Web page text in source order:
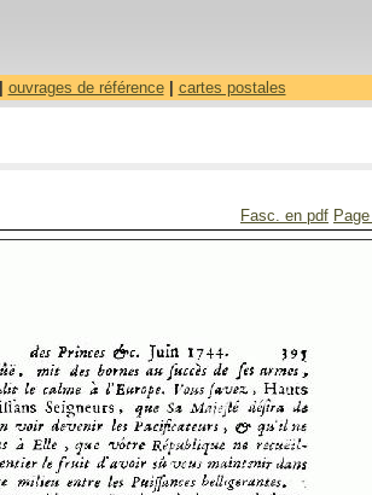
ouvrages de référence| cartes postales
Fasc. en pdf